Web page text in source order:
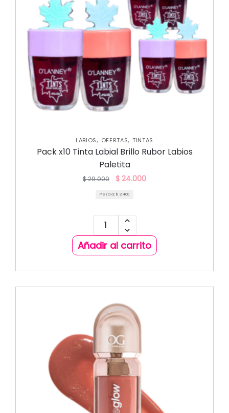
LABIOS, OFERTAS, TINTAS
Pack x10 Tinta Labial Brillo Rubor Labios
Paletita
$29.000 $ 24.000
Pieza a: $ 2.400
Añadir al carrito